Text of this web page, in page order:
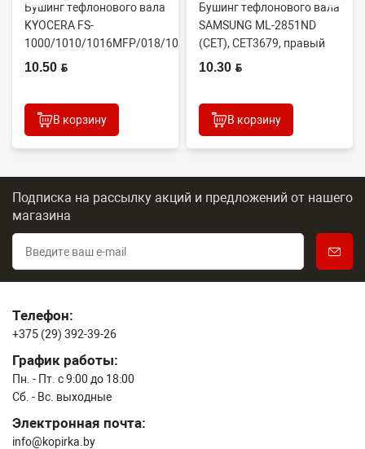
Бушинг тефлонового вала
KYOCERA FS-
1000/1010/1016MFP/018/1020/1030D
(CET), CET4313B, ...
10.50 BYN
В корзину
Бушинг тефлонового вала
SAMSUNG ML-2851ND
(CET), CET3679, правый
JC61-02335A
10.30 BYN
В корзину
Подписка на рассылку акций и предложений от нашего
магазина
Телефон:
+375 (29) 392-39-26
График работы:
Пн. - Пт. с 9:00 до 18:00
Сб. - Вс. выходные
Электронная почта:
info@kopirka.by